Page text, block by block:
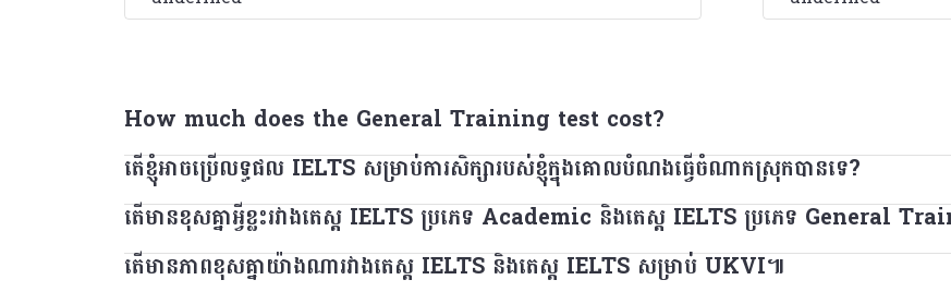
How much does the General Training test cost?
The General Training test costs approx 180 USD. Check theIELTS booking system
តើខ្ញុំអាចប្រើលទ្ធផល IELTS សម្រាប់ការសិក្សារបស់ខ្ញុំក្នុងគោលបំណងធ្វើចំណាកស្រុកបានទេ?
IELTS សម្រាប់ការសិក្សា និងតេស្តនៃការបណ្តុះបណ្តាលទូទៅជាប្រភេទតេស្តដាច់ដោយឡែកពីរប្រភេទ សម្រាប់គោល
លទ្ធផលតេស្តសម្រាប់ការសិក្សាជំនួសវគ្គបណ្តុះបណ្តាលទូទៅបាន ការសម្រេចចិត្តនេះអាស្រ័យលើស្ថាប័ននោះផ្ទាល់។ អ្នក
តើមានខុសគ្នាអ្វីខ្លះរវាងតេស្ត IELTS ប្រភេទ ​Academic និងតេស្ត IELTS ប្រភេទ General
ប្រសិនបើអ្នកមានគម្រោងទៅសិក្សានៅគ្រឹះស្ថានឧត្តមសិក្សា ឬស្វែងរកការចុះឈ្មោះជំនាញនៅក្នុងប្រទេសដែលនិយាយភាស
តើមានភាពខុសគ្នាយ៉ាងណារវាងតេស្ត IELTS និងតេស្ត IELTS សម្រាប់ UKVI៕